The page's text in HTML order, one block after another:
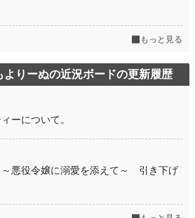
もっと見る
りーぬの近況ボードの更新履歴
ーについて。
～悪役令嬢に溺愛を添えて～ 引き下げ